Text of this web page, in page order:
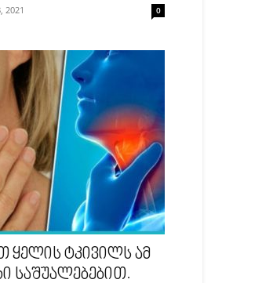
0
ყელის ტკივილს ამ
საშუალებებით.